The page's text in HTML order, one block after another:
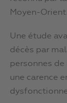
Moyen-Orient.
Une étude
décès par
personnes de
une carence